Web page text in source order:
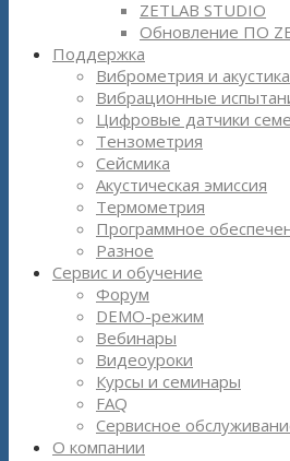
ZETLAB STUDIO
Обновление ПО
Поддержка
Виброметрия и акустика
Вибрационные
Цифровые датчики
Тензометрия
Сейсмика
Акустическая эмиссия
Термометрия
Программное
Разное
Сервис и обучение
Форум
DEMO-режим
Вебинары
Видеоуроки
Курсы и семинары
FAQ
Сервисное
О компании